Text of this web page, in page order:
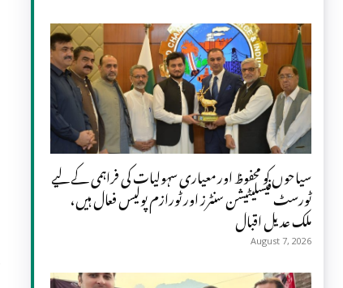
سیاحوں کو محفوظ اور معیاری سہولیات کی فراہمی کے لیے
ٹورسٹ فیسلیٹیشن سنٹرز اور ٹورازم پولیس فعال ہیں،
ملک عدیل اقبال
August 7, 2026